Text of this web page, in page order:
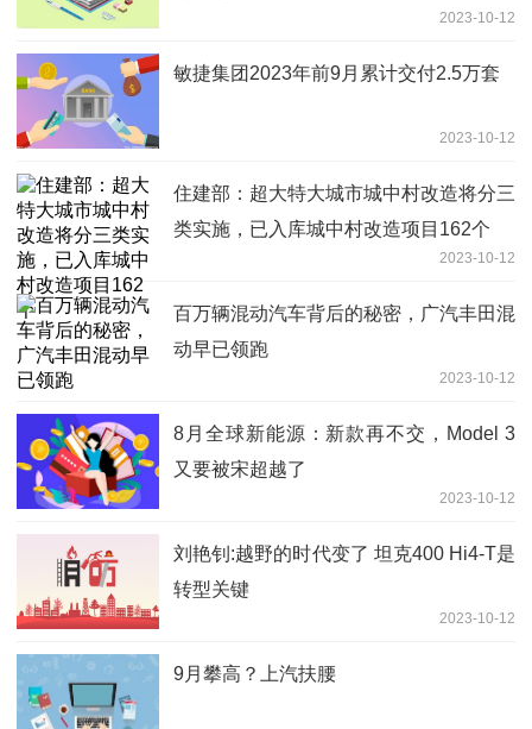
2023-10-12
敏捷集团2023年前9月累计交付2.5万套
2023-10-12
住建部：超大特大城市城中村改造将分三
类实施，已入库城中村改造项目162个
2023-10-12
百万辆混动汽车背后的秘密，广汽丰田混
动早已领跑
2023-10-12
8月全球新能源：新款再不交，Model 3
又要被宋超越了
2023-10-12
刘艳钊:越野的时代变了 坦克400 Hi4-T是
转型关键
2023-10-12
9月攀高？上汽扶腰